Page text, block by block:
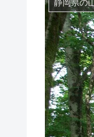
静岡県の